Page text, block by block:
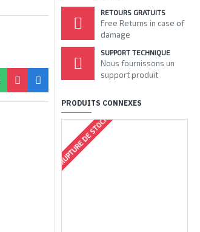
RETOURS GRATUITS
Free Returns in case of
damage
SUPPORT TECHNIQUE
Nous fournissons un
support produit
PRODUITS CONNEXES
RUPTURE DE STOCK